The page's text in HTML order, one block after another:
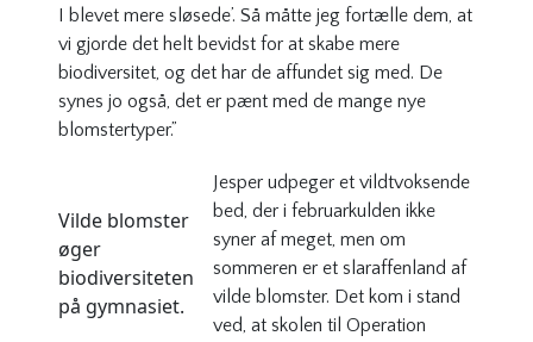
I blevet mere sløsede’. Så måtte jeg fortælle dem, at
vi gjorde det helt bevidst for at skabe mere
biodiversitet, og det har de affundet sig med. De
synes jo også, det er pænt med de mange nye
blomstertyper.”
Vilde blomster
øger
biodiversiteten
på gymnasiet.
Jesper udpeger et vildtvoksende
bed, der i februarkulden ikke
syner af meget, men om
sommeren er et slaraffenland af
vilde blomster. Det kom i stand
ved, at skolen til Operation